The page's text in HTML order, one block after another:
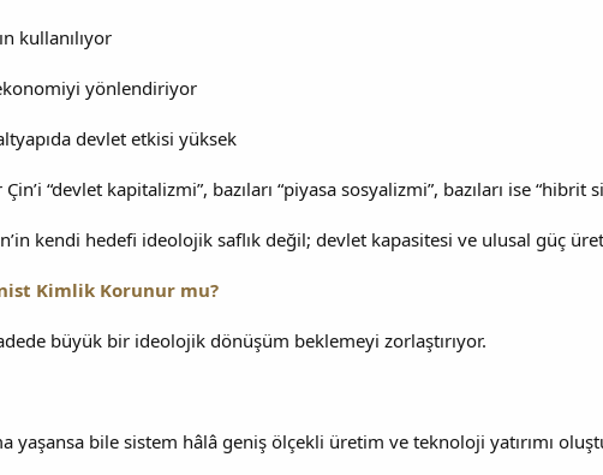
kullanılıyor
yönlendiriyor
devlet etkisi yüksek
“devlet kapitalizmi”, bazıları “piyasa sosyalizmi”, bazıları ise “hibrit
kendi hedefi ideolojik saflık değil; devlet kapasitesi ve ulusal güç
Kimlik Korunur mu?
büyük bir ideolojik dönüşüm beklemeyi zorlaştırıyor.
yaşansa bile sistem hâlâ geniş ölçekli üretim ve teknoloji yatırımı